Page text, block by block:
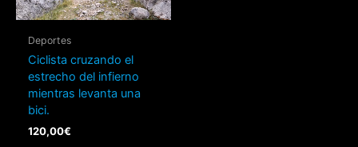
Deportes
Ciclista cruzando el
estrecho del infierno
mientras levanta una
bici.
120,00€